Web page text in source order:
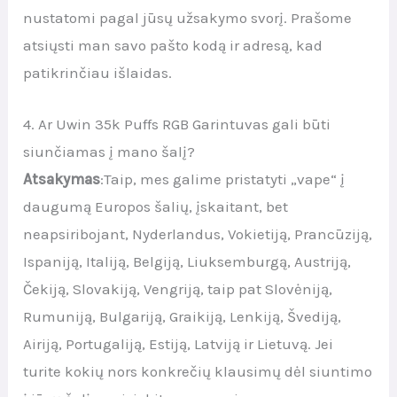
nustatomi pagal jūsų užsakymo svorį. Prašome
atsiųsti man savo pašto kodą ir adresą, kad
patikrinčiau išlaidas.
4. Ar Uwin 35k Puffs RGB Garintuvas gali būti
siunčiamas į mano šalį?
Atsakymas:Taip, mes galime pristatyti „vape“ į
daugumą Europos šalių, įskaitant, bet
neapsiribojant, Nyderlandus, Vokietiją, Prancūziją,
Ispaniją, Italiją, Belgiją, Liuksemburgą, Austriją,
Čekiją, Slovakiją, Vengriją, taip pat Slovėniją,
Rumuniją, Bulgariją, Graikiją, Lenkiją, Švediją,
Airiją, Portugaliją, Estiją, Latviją ir Lietuvą. Jei
turite kokių nors konkrečių klausimų dėl siuntimo